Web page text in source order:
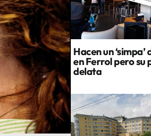
Hacen un ‘simpa’
en Ferrol pero su
delata